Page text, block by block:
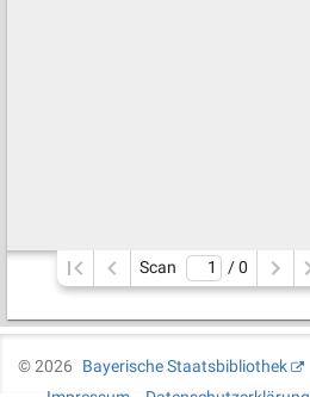
Scan / 0
©2026
Bayerische Staatsbibliothek